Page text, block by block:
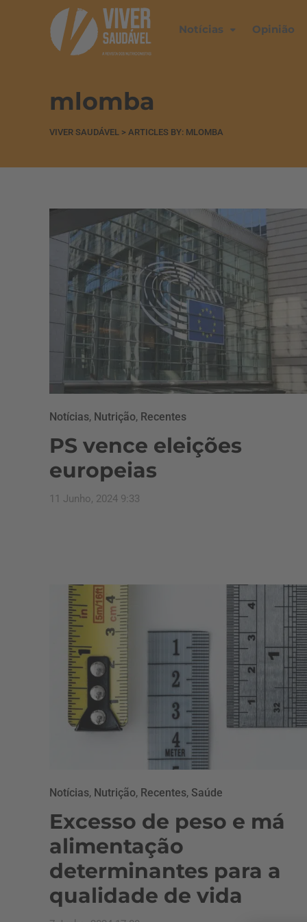
Notícias Opinião
mlomba
VIVER SAUDÁVEL > ARTICLES BY: MLOMBA
Notícias, Nutrição, Recentes
PS vence eleições
europeias
11 Junho, 2024 9:33
Notícias, Nutrição, Recentes, Saúde
Excesso de peso e má
alimentação
determinantes para a
qualidade de vida